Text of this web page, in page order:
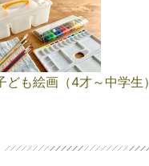
ども絵画（4才～中学生）